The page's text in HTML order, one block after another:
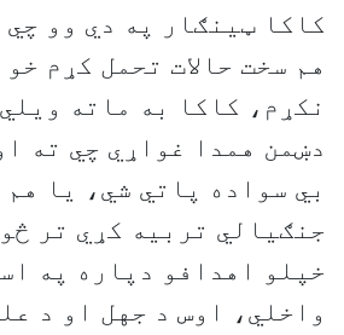
کاکا ټینګار په دي وو
هم سخت حالات تحمل کړم
نکړم، کاکا به ماته
دښمن همدا غواړي چي ته
بي سواده پاتي شي، یا هم
جنګیالي تربیه کړي تر
خپلو اهدافو دپاره په
واخلي، اوس د جهل او د